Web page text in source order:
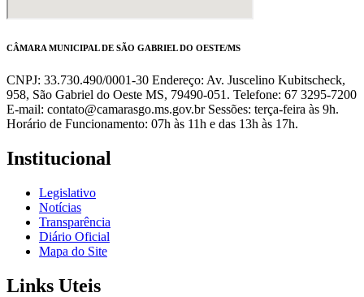
CÂMARA MUNICIPAL DE SÃO GABRIEL DO OESTE/MS
CNPJ: 33.730.490/0001-30 Endereço: Av. Juscelino Kubitscheck,
958, São Gabriel do Oeste MS, 79490-051. Telefone: 67 3295-7200
E-mail: contato@camarasgo.ms.gov.br Sessões: terça-feira às 9h.
Horário de Funcionamento: 07h às 11h e das 13h às 17h.
Institucional
Legislativo
Notícias
Transparência
Diário Oficial
Mapa do Site
Links Uteis